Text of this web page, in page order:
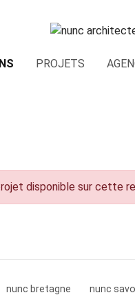
PROJETS
disponible sur cette
nunc bretagne nunc